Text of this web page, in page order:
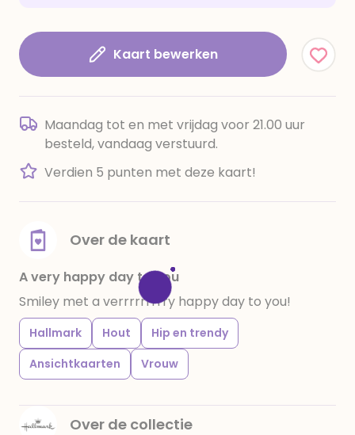
Kaart bewerken
Maandag tot en met vrijdag voor 21.00 uur
besteld, vandaag verstuurd.
Verdien 5 punten met deze kaart!
Over de kaart
A very happy day to you
Smiley met a verrrrrrrrry happy day to you!
Hallmark Hout
Hip en trendy
Ansichtkaarten
Vrouw
Over de collectie